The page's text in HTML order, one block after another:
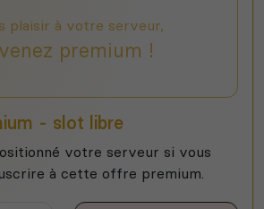
plaisir à votre serveur,
premium !
- slot libre
votre serveur si vous
à cette offre premium.